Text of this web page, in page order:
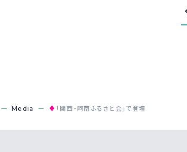
Media ♦ 「関西・阿南ふるさと会」で登壇